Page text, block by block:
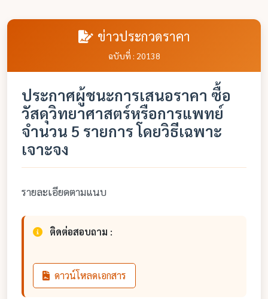
ข่าวประกวดราคา
ฉบับที่ : 20138
ประกาศผู้ชนะการเสนอราคา ซื้อ
วัสดุวิทยาศาสตร์หรือการแพทย์
จำนวน 5 รายการ โดยวิธีเฉพาะ
เจาะจง
รายละเอียดตามแนบ
ติดต่อสอบถาม :
ดาวน์โหลดเอกสาร